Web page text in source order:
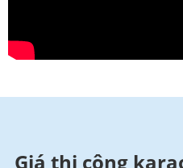
Giá thi công